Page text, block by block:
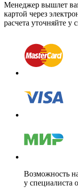
Менеджер вышлет
картой через
расчета уточняйте у
Возможность
у специалиста